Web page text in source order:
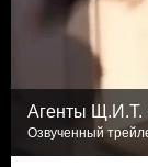
Агенты Щ.И.Т.
Озвученный